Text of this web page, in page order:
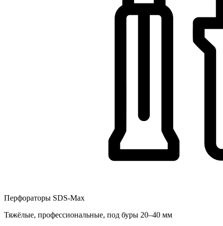
Перфораторы SDS-Max
Тяжёлые, профессиональные, под буры 20–40 мм